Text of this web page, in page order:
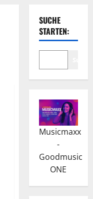
SUCHE
STARTEN:
Musicmaxx
-
Goodmusic
ONE